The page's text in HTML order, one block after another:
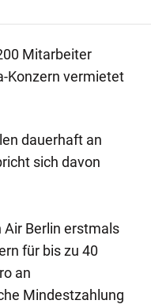
Mitarbeiter
Konzern vermietet
dauerhaft an
sich davon
Berlin erstmals
für bis zu 40
an
Mindestzahlung